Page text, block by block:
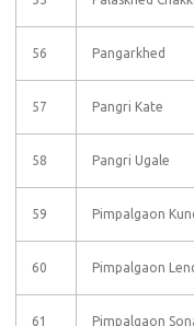
56 Pangarkhed
57 Pangri Kate
58 Pangri Ugale
59 Pimpalgaon
60 Pimpalgaon
61 Pimpalgaon